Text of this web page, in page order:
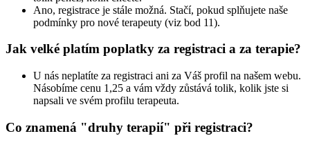
Ano, registrace je stále možná. Stačí, pokud splňujete naše
podmínky pro nové terapeuty (viz bod 11).
Jak velké platím poplatky za registraci a za terapie?
U nás neplatíte za registraci ani za Váš profil na našem webu.
Násobíme cenu 1,25 a vám vždy zůstává tolik, kolik jste si
napsali ve svém profilu terapeuta.
Co znamená "druhy terapií" při registraci?